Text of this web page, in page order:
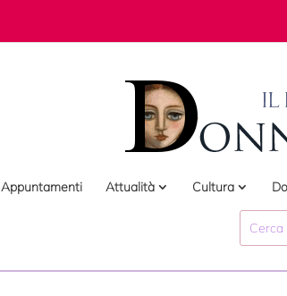
Appuntamenti Attualità Cultura